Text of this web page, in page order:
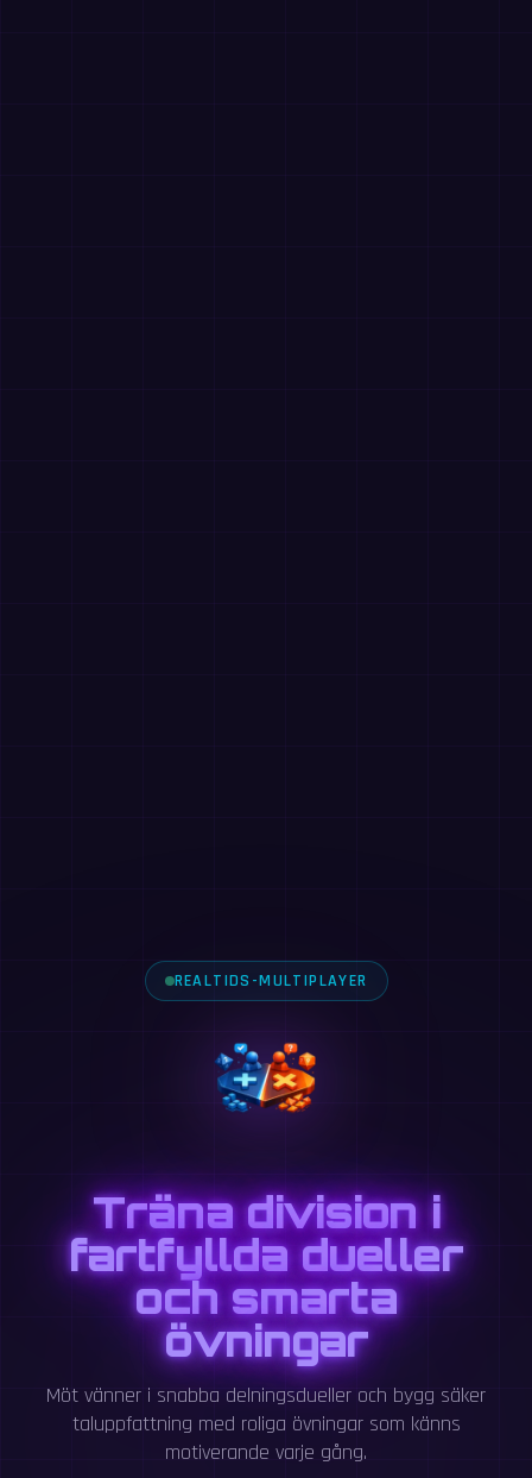
REALTIDS-MULTIPLAYER
Träna division i
fartfyllda dueller
och smarta
övningar
Möt vänner i snabba delningsdueller och bygg säker
taluppfattning med roliga övningar som känns
motiverande varje gång.